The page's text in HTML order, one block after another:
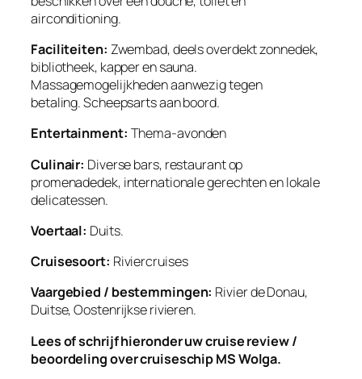
airconditioning.
Faciliteiten: Zwembad, deels overdekt zonnedek,
bibliotheek, kapper en sauna.
Massagemogelijkheden aanwezig tegen
betaling. Scheepsarts aan boord.
Entertainment: Thema-avonden
Culinair: Diverse bars, restaurant op
promenadedek, internationale gerechten en lokale
delicatessen.
Voertaal: Duits.
Cruisesoort: Riviercruises
Vaargebied / bestemmingen: Rivier de Donau,
Duitse, Oostenrijkse rivieren.
Lees of schrijf hieronder uw cruise review /
beoordeling over cruiseschip MS Wolga.